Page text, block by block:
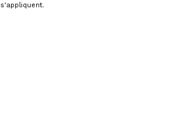
s'appliquent.